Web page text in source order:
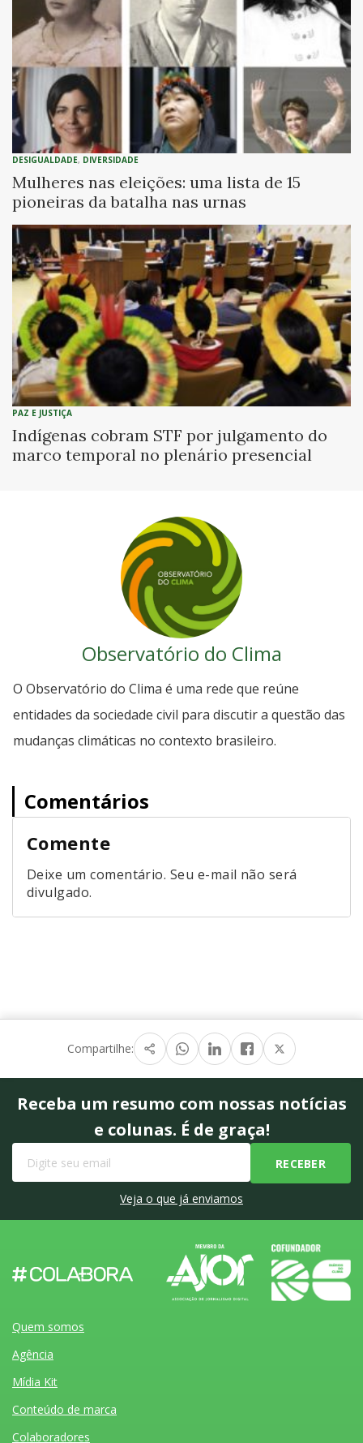
DESIGUALDADE, DIVERSIDADE
Mulheres nas eleições: uma lista de 15
pioneiras da batalha nas urnas
PAZ E JUSTIÇA
Indígenas cobram STF por julgamento do
marco temporal no plenário presencial
Observatório do Clima
O Observatório do Clima é uma rede que reúne
entidades da sociedade civil para discutir a questão das
mudanças climáticas no contexto brasileiro.
Comentários
Comente
Deixe um comentário. Seu e-mail não será
divulgado.
Compartilhe:
Receba um resumo com nossas notícias
e colunas. É de graça!
Veja o que já enviamos
Quem somos
Agência
Mídia Kit
Conteúdo de marca
Colaboradores